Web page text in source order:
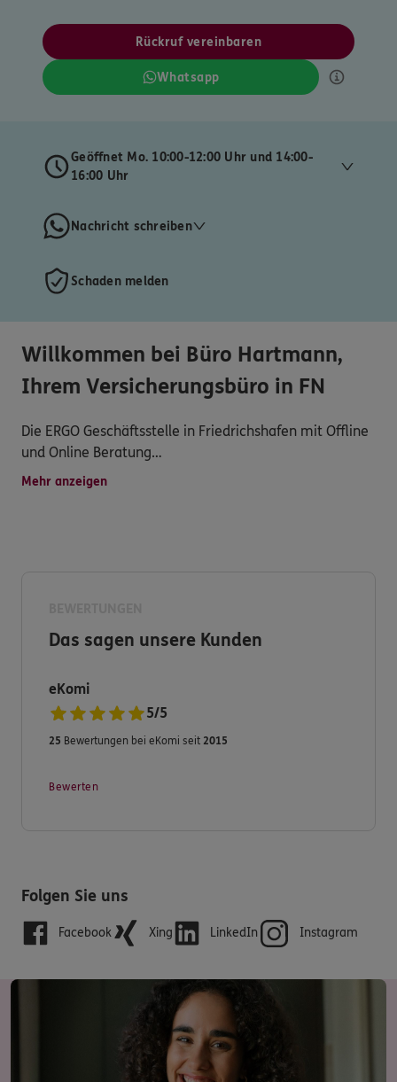
Rückruf vereinbaren
Whatsapp
Geöffnet Mo. 10:00-12:00 Uhr und 14:00-
16:00 Uhr
Nachricht schreiben
Schaden melden
Willkommen bei Büro Hartmann,
Ihrem Versicherungsbüro in FN
Die ERGO Geschäftsstelle in Friedrichshafen mit Offline
und Online Beratung
Nahezu 60 Jahre, bereits in zweiter Generation steht
Mehr anzeigen
Das sagen unsere Kunden
eKomi
5/5
25 Bewertungen bei eKomi seit 2015
Bewerten
Folgen Sie uns
Facebook Xing LinkedIn Instagram